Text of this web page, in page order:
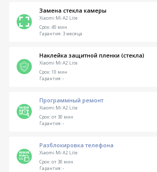
Замена стекла камеры
Xiaomi Mi A2 Lite
Срок:40 мин
Гарантия:3 месяца
Наклейка защитной пленки (стекла)
Xiaomi Mi A2 Lite
Срок:10 мин
Гарантия:-
Программный ремонт
Xiaomi Mi A2 Lite
Срок:от 30 мин
Гарантия:-
Разблокировка телефона
Xiaomi Mi A2 Lite
Срок:от 30 мин
Гарантия:-